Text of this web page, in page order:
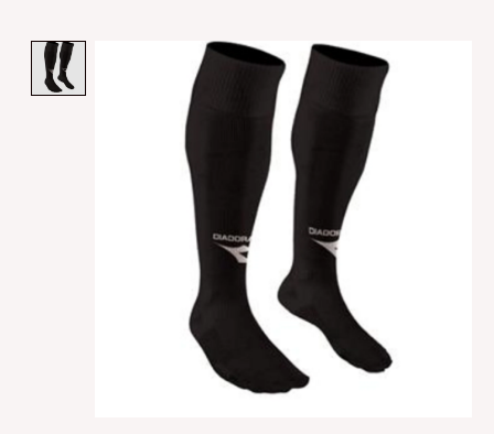
Product image slideshow Items